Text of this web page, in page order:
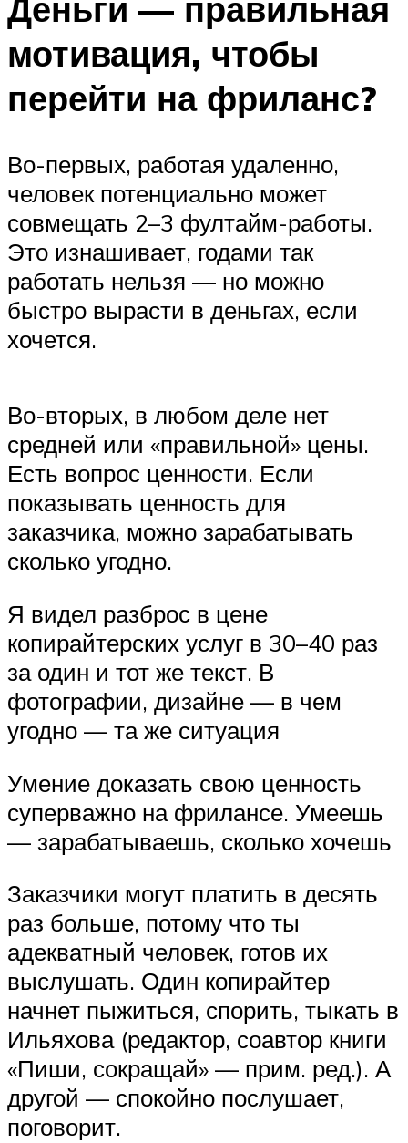
Деньги — правильная
мотивация, чтобы
перейти на фриланс?
Во-первых, работая удаленно,
человек потенциально может
совмещать 2–3 фултайм-работы.
Это изнашивает, годами так
работать нельзя — но можно
быстро вырасти в деньгах, если
хочется.
Во-вторых, в любом деле нет
средней или «правильной» цены.
Есть вопрос ценности. Если
показывать ценность для
заказчика, можно зарабатывать
сколько угодно.
Я видел разброс в цене
копирайтерских услуг в 30–40 раз
за один и тот же текст. В
фотографии, дизайне — в чем
угодно — та же ситуация
Умение доказать свою ценность
суперважно на фрилансе. Умеешь
— зарабатываешь, сколько хочешь
Заказчики могут платить в десять
раз больше, потому что ты
адекватный человек, готов их
выслушать. Один копирайтер
начнет пыжиться, спорить, тыкать в
Ильяхова (редактор, соавтор книги
«Пиши, сокращай» — прим. ред.). А
другой — спокойно послушает,
поговорит.